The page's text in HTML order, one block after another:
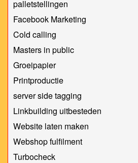
palletstellingen
Facebook Marketing
Cold calling
Masters in public
Groeipapier
Printproductie
server side tagging
Linkbuilding uitbesteden
Website laten maken
Webshop fulfilment
Turbocheck